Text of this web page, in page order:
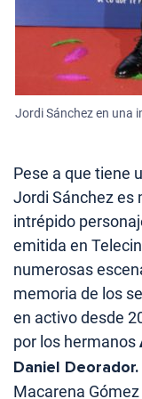
Jordi Sánchez en una
Pese a que tiene
Jordi Sánchez es
intrépido
emitida en
numerosas
memoria de los
en activo desde
por los hermanos
Daniel Deorador.
Macarena